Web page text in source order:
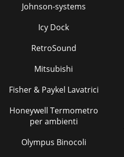
Johnson-systems
Icy Dock
RetroSound
Mitsubishi
Fisher & Paykel Lavatrici
Honeywell Termometro
per ambienti
Olympus Binocoli